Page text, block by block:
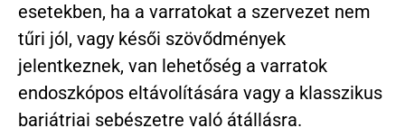
esetekben, ha a varratokat a szervezet nem
tűri jól, vagy késői szövődmények
jelentkeznek, van lehetőség a varratok
endoszkópos eltávolítására vagy a klasszikus
bariátriai sebészetre való átállásra.